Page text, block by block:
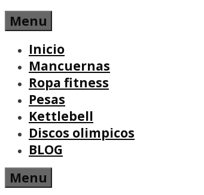
Menu
Inicio
Mancuernas
Ropa fitness
Pesas
Kettlebell
Discos olimpicos
BLOG
Menu